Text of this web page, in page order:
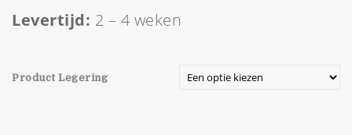
Levertijd: 2 – 4 weken
Product Legering